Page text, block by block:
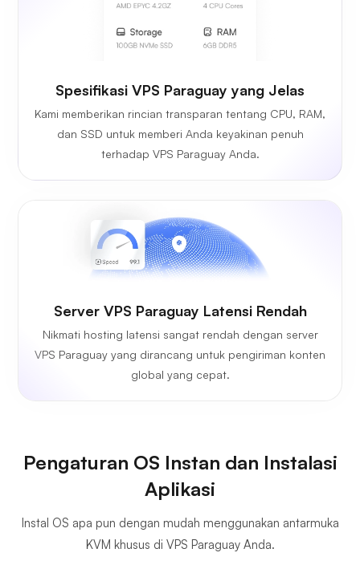
Spesifikasi VPS Paraguay yang Jelas
Kami memberikan rincian transparan tentang CPU, RAM,
dan SSD untuk memberi Anda keyakinan penuh
terhadap VPS Paraguay Anda.
Server VPS Paraguay Latensi Rendah
Nikmati hosting latensi sangat rendah dengan server
VPS Paraguay yang dirancang untuk pengiriman konten
global yang cepat.
Pengaturan OS Instan dan Instalasi
Aplikasi
Instal OS apa pun dengan mudah menggunakan antarmuka
KVM khusus di VPS Paraguay Anda.